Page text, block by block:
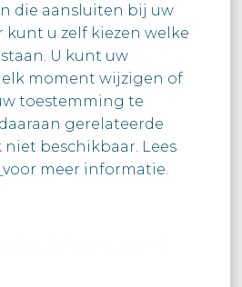
die aansluiten bij uw
kunt u zelf kiezen welke
U kunt uw
moment wijzigen of
toestemming te
gerelateerde
beschikbaar. Lees
voor meer informatie.